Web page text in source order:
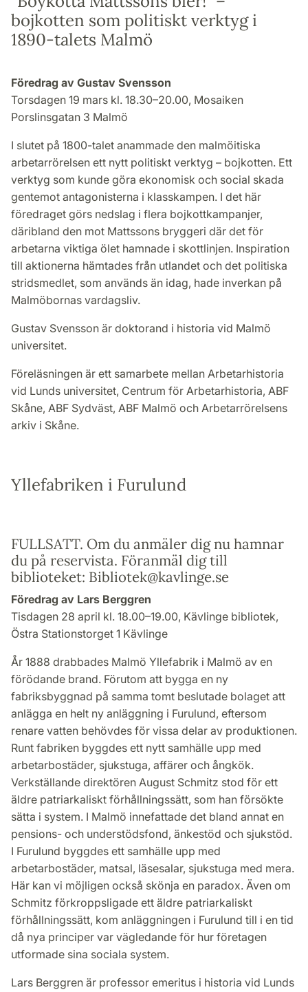
bojkotten som politiskt verktyg i
1890-talets Malmö
Föredrag av Gustav Svensson
Torsdagen 19 mars kl. 18.30–20.00, Mosaiken
Porslinsgatan 3 Malmö
I slutet på 1800-talet anammade den malmöitiska
arbetarrörelsen ett nytt politiskt verktyg – bojkotten. Ett
verktyg som kunde göra ekonomisk och social skada
gentemot antagonisterna i klasskampen. I det här
föredraget görs nedslag i flera bojkottkampanjer,
däribland den mot Mattssons bryggeri där det för
arbetarna viktiga ölet hamnade i skottlinjen. Inspiration
till aktionerna hämtades från utlandet och det politiska
stridsmedlet, som används än idag, hade inverkan på
Malmöbornas vardagsliv.
Gustav Svensson är doktorand i historia vid Malmö
universitet.
Föreläsningen är ett samarbete mellan Arbetarhistoria
vid Lunds universitet, Centrum för Arbetarhistoria, ABF
Skåne, ABF Sydväst, ABF Malmö och Arbetarrörelsens
arkiv i Skåne.
Yllefabriken i Furulund
FULLSATT. Om du anmäler dig nu hamnar
du på reservista. Föranmäl dig till
biblioteket: Bibliotek@kavlinge.se
Föredrag av Lars Berggren
Tisdagen 28 april kl. 18.00–19.00, Kävlinge bibliotek,
Östra Stationstorget 1 Kävlinge
År 1888 drabbades Malmö Yllefabrik i Malmö av en
förödande brand. Förutom att bygga en ny
fabriksbyggnad på samma tomt beslutade bolaget att
anlägga en helt ny anläggning i Furulund, eftersom
renare vatten behövdes för vissa delar av produktionen.
Runt fabriken byggdes ett nytt samhälle upp med
arbetarbostäder, sjukstuga, affärer och ångkök.
Verkställande direktören August Schmitz stod för ett
äldre patriarkaliskt förhållningssätt, som han försökte
sätta i system. I Malmö innefattade det bland annat en
pensions- och understödsfond, änkestöd och sjukstöd.
I Furulund byggdes ett samhälle upp med
arbetarbostäder, matsal, läsesalar, sjukstuga med mera.
Här kan vi möjligen också skönja en paradox. Även om
Schmitz förkroppsligade ett äldre patriarkaliskt
förhållningssätt, kom anläggningen i Furulund till i en tid
då nya principer var vägledande för hur företagen
utformade sina sociala system.
Lars Berggren är professor emeritus i historia vid Lunds